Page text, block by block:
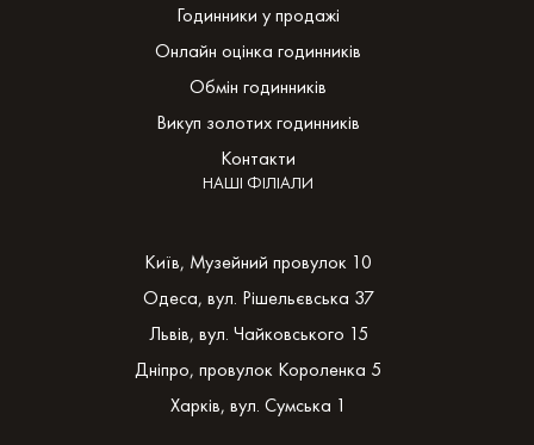
Годинники у продажі
Онлайн оцінка годинників
Обмін годинників
Викуп золотих годинників
Контакти
НАШІ ФІЛІАЛИ
Київ, Музейний провулок 10
Одеса, вул. Рішельєвська 37
Львів, вул. Чайковського 15
Дніпро, провулок Короленка 5
Харків, вул. Сумська 1